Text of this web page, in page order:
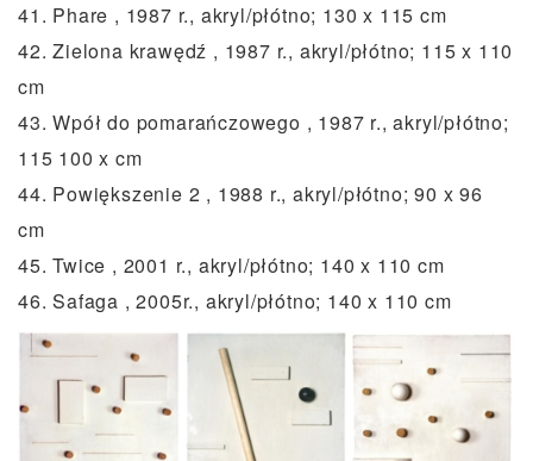
41. Phare , 1987 r., akryl/płótno; 130 x 115 cm
42. Zielona krawędź , 1987 r., akryl/płótno; 115 x 110
cm
43. Wpół do pomarańczowego , 1987 r., akryl/płótno;
115 100 x cm
44. Powiększenie 2 , 1988 r., akryl/płótno; 90 x 96
cm
45. Twice , 2001 r., akryl/płótno; 140 x 110 cm
46. Safaga , 2005r., akryl/płótno; 140 x 110 cm